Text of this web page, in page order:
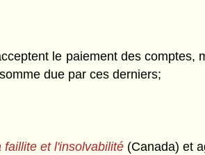
le paiement des
due par ces derniers;
faillite et l'insolvabilité (Canada) et